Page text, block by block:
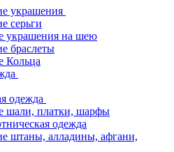
украшения
серьги
украшения на шею
браслеты
Кольца
одежда
шали, платки, шарфы
одежда
штаны, алладины, афгани,